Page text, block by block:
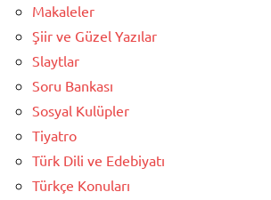
Makaleler
Şiir ve Güzel Yazılar
Slaytlar
Soru Bankası
Sosyal Kulüpler
Tiyatro
Türk Dili ve Edebiyatı
Türkçe Konuları